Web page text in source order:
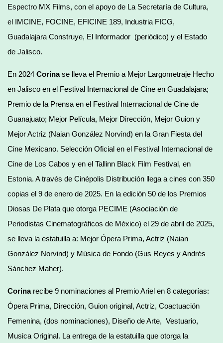
Espectro MX Films, con el apoyo de La Secretaría de Cultura,
el IMCINE, FOCINE, EFICINE 189, Industria FICG,
Guadalajara Construye, El Informador (periódico) y el Estado
de Jalisco.
En 2024 Corinase lleva el Premio a Mejor Largometraje Hecho
en Jalisco en el Festival Internacional de Cine en Guadalajara;
Premio de la Prensa en el Festival Internacional de Cine de
Guanajuato; Mejor Película, Mejor Dirección, Mejor Guion y
Mejor Actriz (Naian González Norvind) en la Gran Fiesta del
Cine Mexicano. Selección Oficial en el Festival Internacional de
Cine de Los Cabos y en el Tallinn Black Film Festival, en
Estonia. A través de Cinépolis Distribución llega a cines con 350
copias el 9 de enero de 2025. En la edición 50 de los Premios
Diosas De Plata que otorga PECIME (Asociación de
Periodistas Cinematográficos de México) el 29 de abril de 2025,
se lleva la estatuilla a: Mejor Ópera Prima, Actriz (Naian
González Norvind) y Música de Fondo (Gus Reyes y Andrés
Sánchez Maher).
Corinarecibe 9 nominaciones al Premio Ariel en 8 categorías:
Ópera Prima, Dirección, Guion original, Actriz, Coactuación
Femenina, (dos nominaciones), Diseño de Arte, Vestuario,
Musica Original. La entrega de la estatuilla que otorga la